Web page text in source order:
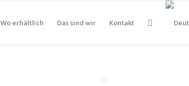
Wo erhältlich Das sind wir Kontakt